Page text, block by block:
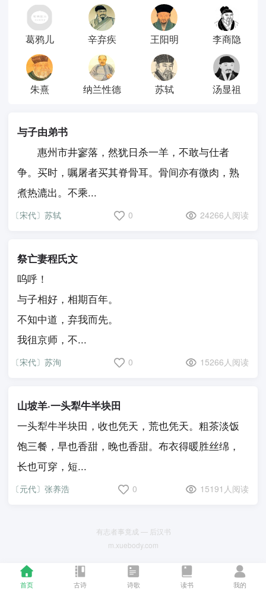
首页 古诗 诗歌 读书 我的
葛鸦儿 辛弃疾 王阳明 李商隐
朱熹 纳兰性德 苏轼 汤显祖
与子由弟书
惠州市井寥落，然犹日杀一羊，不敢与仕者
争。买时，嘱屠者买其脊骨耳。骨间亦有微肉，熟
煮热漉出。不乘...
〔宋代〕苏轼 0 24266人阅读
祭亡妻程氏文
呜呼！
与子相好，相期百年。
不知中道，弃我而先。
我徂京师，不...
〔宋代〕苏洵 0 15266人阅读
山坡羊·一头犁牛半块田
一头犁牛半块田，收也凭天，荒也凭天。粗茶淡饭
饱三餐，早也香甜，晚也香甜。布衣得暖胜丝绵，
长也可穿，短...
〔元代〕张养浩 0 15191人阅读
有志者事竟成 — 后汉书
m.xuebody.com